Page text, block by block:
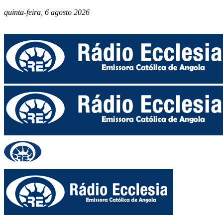
quinta-feira, 6 agosto 2026